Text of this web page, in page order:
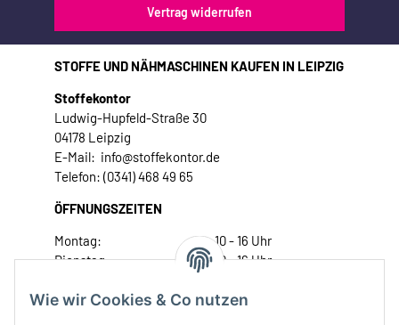
Wie wir Cookies & Co nutzen
Vertrag widerrufen
STOFFE UND NÄHMASCHINEN KAUFEN IN LEIPZIG
Stoffekontor
Ludwig-Hupfeld-Straße 30
04178 Leipzig
E-Mail: info@stoffekontor.de
Telefon: (0341) 468 49 65
ÖFFNUNGSZEITEN
Montag:
10 - 16 Uhr
Dienstag:
10 - 16 Uhr
Donnerstag:
10 - 18 Uhr